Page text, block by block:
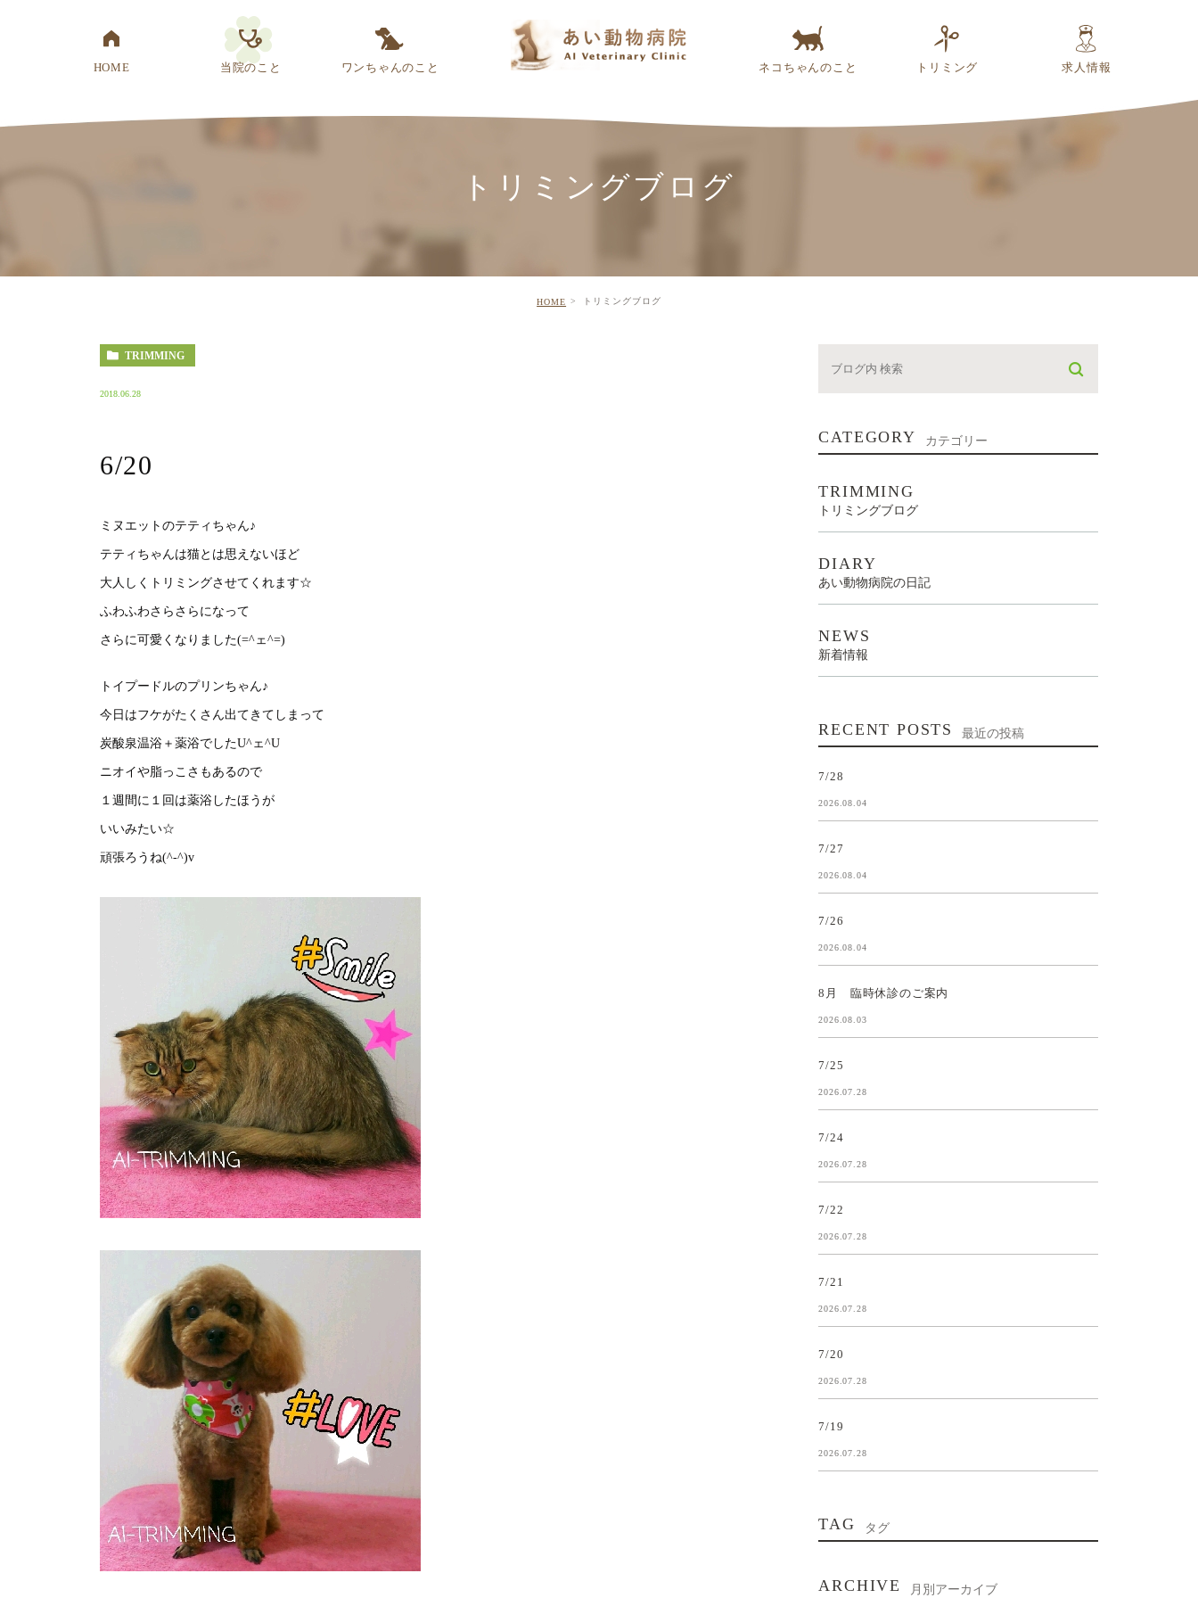
HOME 当院のこと ワンちゃんのこと ネコちゃんのこと トリミング 求人情報
トリミングブログ
HOME トリミングブログ
TRIMMING
2018.06.28
6/20
ミヌエットのテティちゃん♪
テティちゃんは猫とは思えないほど
大人しくトリミングさせてくれます☆
ふわふわさらさらになって
さらに可愛くなりました(=^ェ^=)
トイプードルのプリンちゃん♪
今日はフケがたくさん出てきてしまって
炭酸泉温浴＋薬浴でしたU^ェ^U
ニオイや脂っこさもあるので
１週間に１回は薬浴したほうが
いいみたい☆
頑張ろうね(^-^)v
CATEGORY カテゴリー
TRIMMING
トリミングブログ
DIARY
あい動物病院の日記
NEWS
新着情報
RECENT POSTS 最近の投稿
7/28
2026.08.04
7/27
2026.08.04
7/26
2026.08.04
8月 臨時休診のご案内
2026.08.03
7/25
2026.07.28
7/24
2026.07.28
7/22
2026.07.28
7/21
2026.07.28
7/20
2026.07.28
7/19
2026.07.28
TAG タグ
ARCHIVE 月別アーカイブ